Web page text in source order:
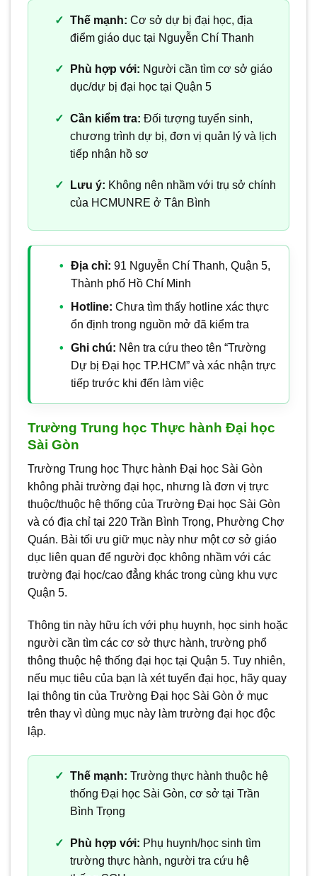
Thế mạnh: Cơ sở dự bị đại học, địa
điểm giáo dục tại Nguyễn Chí Thanh
Phù hợp với: Người cần tìm cơ sở giáo
dục/dự bị đại học tại Quận 5
Cần kiểm tra: Đối tượng tuyển sinh,
chương trình dự bị, đơn vị quản lý và lịch
tiếp nhận hồ sơ
Lưu ý: Không nên nhầm với trụ sở chính
của HCMUNRE ở Tân Bình
Địa chỉ: 91 Nguyễn Chí Thanh, Quận 5,
Thành phố Hồ Chí Minh
Hotline: Chưa tìm thấy hotline xác thực
ổn định trong nguồn mở đã kiểm tra
Ghi chú: Nên tra cứu theo tên “Trường
Dự bị Đại học TP.HCM” và xác nhận trực
tiếp trước khi đến làm việc
Trường Trung học Thực hành Đại học
Sài Gòn
Trường Trung học Thực hành Đại học Sài Gòn
không phải trường đại học, nhưng là đơn vị trực
thuộc/thuộc hệ thống của Trường Đại học Sài Gòn
và có địa chỉ tại 220 Trần Bình Trọng, Phường Chợ
Quán. Bài tối ưu giữ mục này như một cơ sở giáo
dục liên quan để người đọc không nhầm với các
trường đại học/cao đẳng khác trong cùng khu vực
Quận 5.
Thông tin này hữu ích với phụ huynh, học sinh hoặc
người cần tìm các cơ sở thực hành, trường phổ
thông thuộc hệ thống đại học tại Quận 5. Tuy nhiên,
nếu mục tiêu của bạn là xét tuyển đại học, hãy quay
lại thông tin của Trường Đại học Sài Gòn ở mục
trên thay vì dùng mục này làm trường đại học độc
lập.
Thế mạnh: Trường thực hành thuộc hệ
thống Đại học Sài Gòn, cơ sở tại Trần
Bình Trọng
Phù hợp với: Phụ huynh/học sinh tìm
trường thực hành, người tra cứu hệ